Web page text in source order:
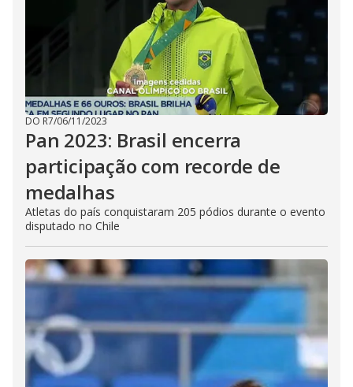
DO R7/06/11/2023
Pan 2023: Brasil encerra
participação com recorde de
medalhas
Atletas do país conquistaram 205 pódios durante o evento
disputado no Chile